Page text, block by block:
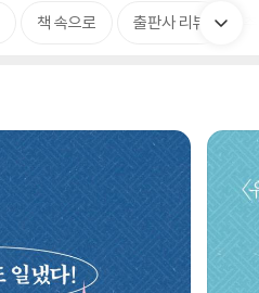
책 속으로 출판사 리뷰